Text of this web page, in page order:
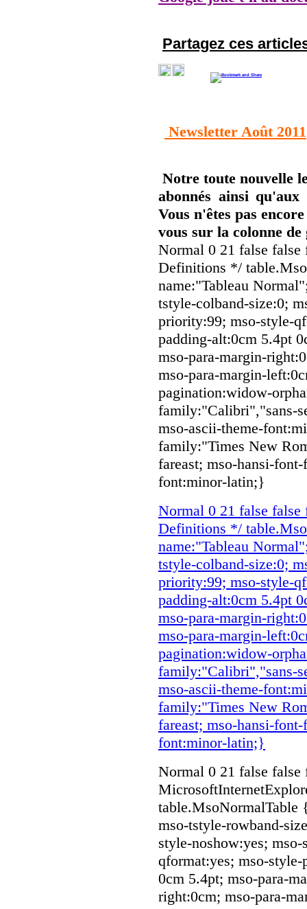
Partagez ces
Newsletter Août 2011
Notre toute nouvelle
abonnés ainsi
Vous n'êtes pas
vous sur la colonne de
Normal 0 21 false
Definitions */
name:"Tableau
tstyle-colband-size:0;
priority:99; mso-style-
padding-alt:0cm 5.4pt
mso-para-margin-
mso-para-margin-
pagination:widow-
family:"Calibri","sans-
mso-ascii-theme-
family:"Times New
fareast; mso-hansi-
font:minor-latin;}
Normal 0 21 false
Definitions */
name:"Tableau
tstyle-colband-size:0;
priority:99; mso-style-
padding-alt:0cm 5.4pt
mso-para-margin-
mso-para-margin-
pagination:widow-
family:"Calibri","sans-
mso-ascii-theme-
family:"Times New
fareast; mso-hansi-
font:minor-latin;}
Normal 0 21 false
table.MsoNormalTable
mso-tstyle-rowband-
style-noshow:yes;
qformat:yes; mso-
0cm 5.4pt; mso-para-
right:0cm; mso-para-